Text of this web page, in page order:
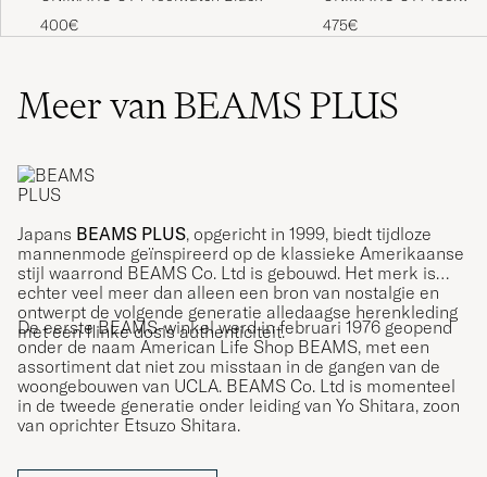
400€
475€
Meer van BEAMS PLUS
Japans BEAMS PLUS, opgericht in 1999, biedt tijdloze
mannenmode geïnspireerd op de klassieke Amerikaanse
stijl waarrond BEAMS Co. Ltd is gebouwd. Het merk is
echter veel meer dan alleen een bron van nostalgie en
ontwerpt de volgende generatie alledaagse herenkleding
met een flinke dosis authenticiteit.
De eerste BEAMS-winkel werd in februari 1976 geopend
onder de naam American Life Shop BEAMS, met een
assortiment dat niet zou misstaan in de gangen van de
woongebouwen van UCLA. BEAMS Co. Ltd is momenteel
in de tweede generatie onder leiding van Yo Shitara, zoon
van oprichter Etsuzo Shitara.